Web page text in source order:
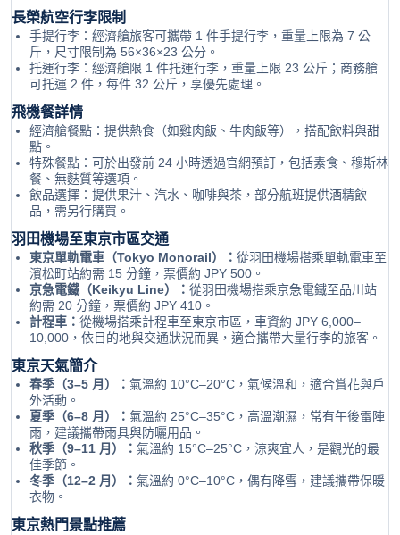
長榮航空行李限制
手提行李：經濟艙旅客可攜帶 1 件手提行李，重量上限為 7 公
斤，尺寸限制為 56×36×23 公分。
托運行李：經濟艙限 1 件托運行李，重量上限 23 公斤；商務艙
可托運 2 件，每件 32 公斤，享優先處理。
飛機餐詳情
經濟艙餐點：提供熱食（如雞肉飯、牛肉飯等），搭配飲料與甜
點。
特殊餐點：可於出發前 24 小時透過官網預訂，包括素食、穆斯林
餐、無麩質等選項。
飲品選擇：提供果汁、汽水、咖啡與茶，部分航班提供酒精飲
品，需另行購買。
羽田機場至東京市區交通
東京單軌電車（Tokyo Monorail）： 從羽田機場搭乘單軌電車至
濱松町站約需 15 分鐘，票價約 JPY 500。
京急電鐵（Keikyu Line）： 從羽田機場搭乘京急電鐵至品川站
約需 20 分鐘，票價約 JPY 410。
計程車： 從機場搭乘計程車至東京市區，車資約 JPY 6,000–
10,000，依目的地與交通狀況而異，適合攜帶大量行李的旅客。
東京天氣簡介
春季（3–5 月）： 氣溫約 10°C–20°C，氣候溫和，適合賞花與戶
外活動。
夏季（6–8 月）： 氣溫約 25°C–35°C，高溫潮濕，常有午後雷陣
雨，建議攜帶雨具與防曬用品。
秋季（9–11 月）： 氣溫約 15°C–25°C，涼爽宜人，是觀光的最
佳季節。
冬季（12–2 月）： 氣溫約 0°C–10°C，偶有降雪，建議攜帶保暖
衣物。
東京熱門景點推薦